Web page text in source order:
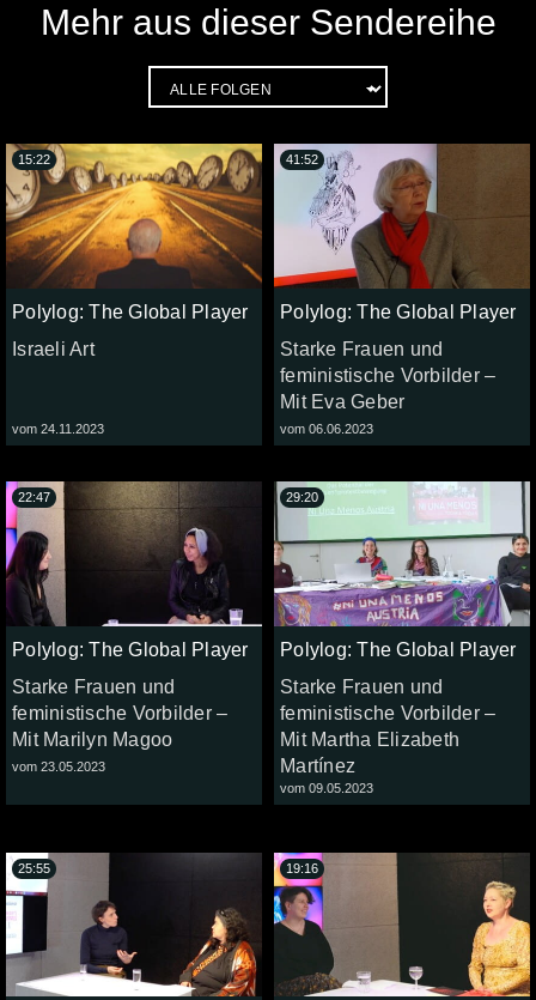
Mehr aus dieser Sendereihe
Polylog: The Global Player
Israeli Art
vom 24.11.2023
15:22
Polylog: The Global Player
Starke Frauen und
feministische Vorbilder –
Mit Eva Geber
vom 06.06.2023
41:52
Polylog: The Global Player
Starke Frauen und
feministische Vorbilder –
Mit Marilyn Magoo
vom 23.05.2023
22:47
Polylog: The Global Player
Starke Frauen und
feministische Vorbilder –
Mit Martha Elizabeth
Martínez
vom 09.05.2023
29:20
25:55 19:16